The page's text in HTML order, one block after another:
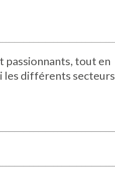
passionnants, tout en
les différents secteurs